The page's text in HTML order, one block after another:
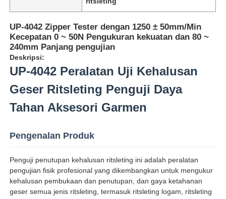
Rumah
Produk
Tentang kita
UP-4042 Zipper Tester dengan 1250 ± 50mm/Min
Kecepatan 0 ~ 50N Pengukuran kekuatan dan 80 ~
240mm Panjang pengujian
Deskripsi:
UP-4042 Peralatan Uji Kehalusan
Geser Ritsleting Penguji Daya
Tahan Aksesori Garmen
Pengenalan Produk
Penguji penutupan kehalusan ritsleting ini adalah peralatan
pengujian fisik profesional yang dikembangkan untuk mengukur
kehalusan pembukaan dan penutupan, dan gaya ketahanan
geser semua jenis ritsleting, termasuk ritsleting logam, ritsleting